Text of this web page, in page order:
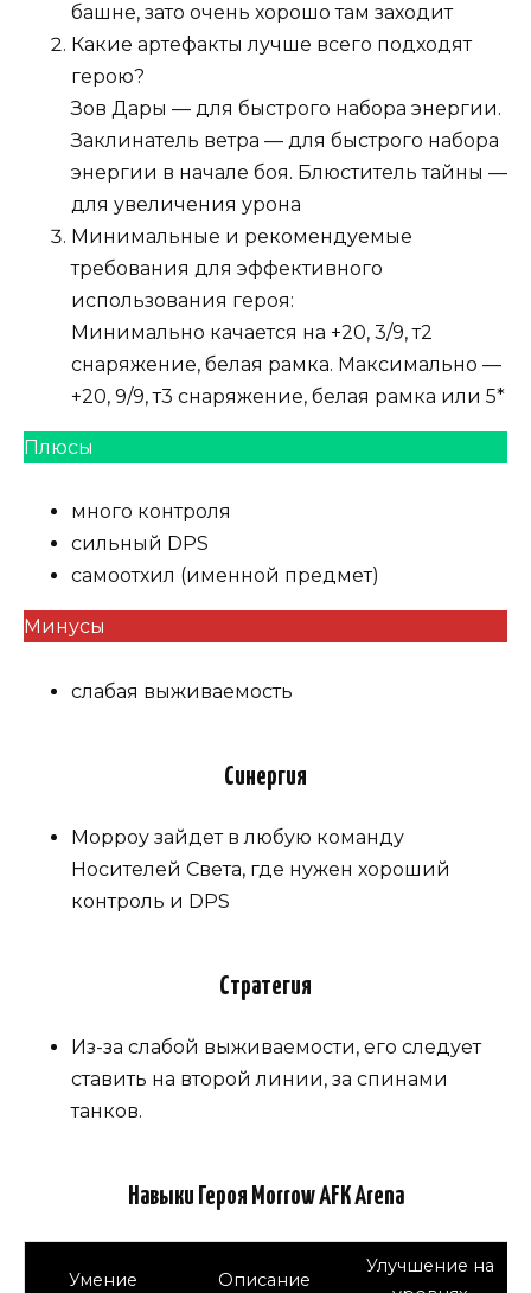
башне, зато очень хорошо там заходит
Какие артефакты лучше всего подходят
герою?
Зов Дары — для быстрого набора энергии.
Заклинатель ветра — для быстрого набора
энергии в начале боя. Блюститель тайны —
для увеличения урона
Минимальные и рекомендуемые
требования для эффективного
использования героя:
Минимально качается на +20, 3/9, т2
снаряжение, белая рамка. Максимально —
+20, 9/9, т3 снаряжение, белая рамка или 5*
Плюсы
много контроля
сильный DPS
самоотхил (именной предмет)
Минусы
слабая выживаемость
Синергия
Морроу зайдет в любую команду
Носителей Света, где нужен хороший
контроль и DPS
Стратегия
Из-за слабой выживаемости, его следует
ставить на второй линии, за спинами
танков.
Навыки Героя Morrow AFK Arena
Умение Описание
Улучшение на